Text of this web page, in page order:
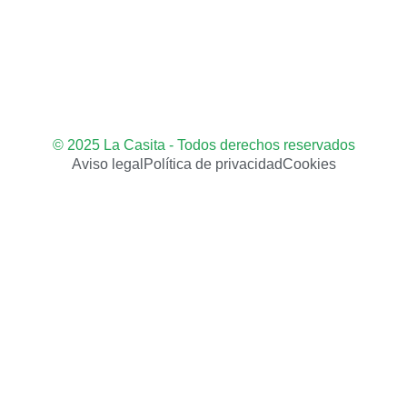
© 2025 La Casita - Todos derechos reservados
Aviso legal Política de privacidadCookies